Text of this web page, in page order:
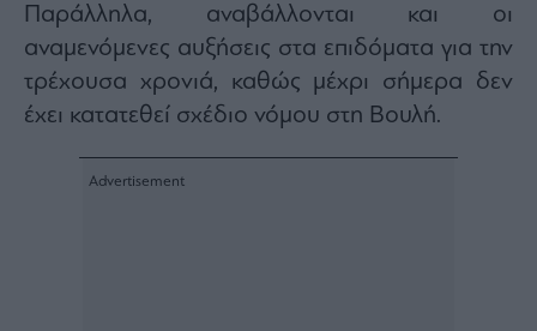
Architecture
&
Design
Fashion
&
Watches
Παράλληλα, αναβάλλονται και οι
αναμενόμενες αυξήσεις στα επιδόματα για την
τρέχουσα χρονιά, καθώς μέχρι σήμερα δεν
έχει κατατεθεί σχέδιο νόμου στη Βουλή.